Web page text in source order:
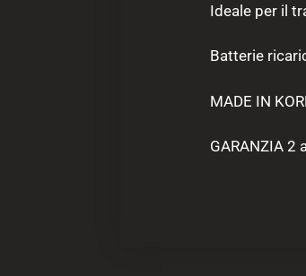
Ideale per il
Batterie
MADE IN
GARANZIA 2